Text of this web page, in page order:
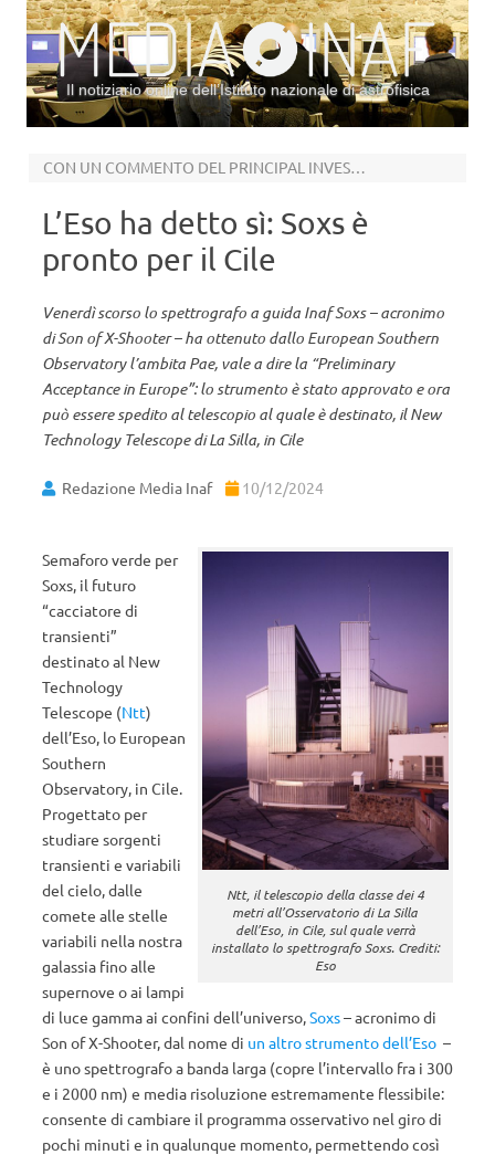
Il notiziario online dell’Istituto nazionale di astrofisica
CON UN COMMENTO DEL PRINCIPAL INVESTIGATOR SERGIO CAMPANA (INAF)
L’Eso ha detto sì: Soxs è
pronto per il Cile
Venerdì scorso lo spettrografo a guida Inaf Soxs – acronimo
di Son of X-Shooter – ha ottenuto dallo European Southern
Observatory l’ambita Pae, vale a dire la “Preliminary
Acceptance in Europe”: lo strumento è stato approvato e ora
può essere spedito al telescopio al quale è destinato, il New
Technology Telescope di La Silla, in Cile
Redazione Media Inaf 10/12/2024
Ntt, il telescopio della classedei4
metriall’Osservatorio di La Silla
dell’Eso, in Cile, sul quale verrà
installato lo spettrografo Soxs. Crediti:
Eso
Semaforo verde per
Soxs, il futuro
“cacciatore di
transienti”
destinato al New
Technology
Telescope (Ntt)
dell’Eso, lo European
Southern
Observatory, in Cile.
Progettato per
studiare sorgenti
transienti e variabili
del cielo, dalle
comete alle stelle
variabili nella nostra
galassia fino alle
supernove o ai lampi
di luce gamma ai confini dell’universo,Soxs– acronimo di
Son of X-Shooter, dal nome di un altro strumento dell’Eso –
è uno spettrografo a banda larga (copre l’intervallo fra i 300
e i 2000 nm) e media risoluzione estremamente flessibile:
consente di cambiare il programma osservativo nel giro di
pochi minuti e in qualunque momento, permettendo così